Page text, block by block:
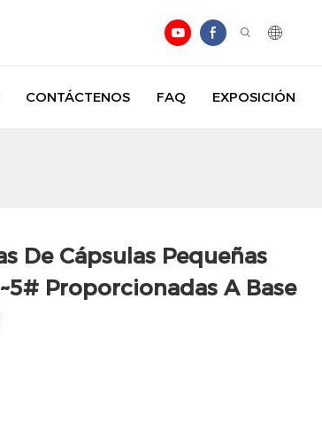
CONTÁCTENOS FAQ EXPOSICIÓN
De Cápsulas Pequeñas
Proporcionadas A Base